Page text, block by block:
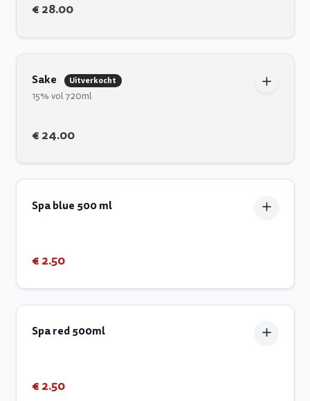
€ 28.00
Sake Uitverkocht
15% vol 720ml
€ 24.00
Spa blue 500 ml
€ 2.50
Spa red 500ml
€ 2.50